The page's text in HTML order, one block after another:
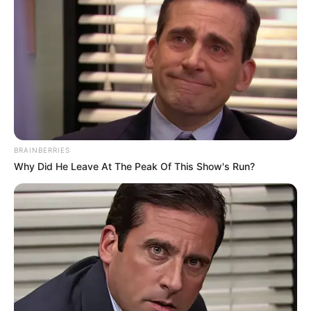
ઉચ્ચ જ્ઞાનને સક્રિય કરશે. તમને તમારા કારકિર્દીમાં
ઉપરી અધિકારીઓનો સહયોગ મળશે. ઉચ્ચ શિક્ષણ,
સ્પર્ધાત્મક પરીક્ષાઓ અથવા સંશોધનમાં સામેલ લોકો
સફળતા મેળવશે. ધાર્મિક અથવા આધ્યાત્મિક કાર્યોમાં
રસ વધશે. નિર્ણય લેવાની ક્ષમતા મજબૂત થશે. લાંબા
સમયથી અટકેલા કાર્યો ધીમે ધીમે પૂર્ણ થવા લાગશે.
સિંહ: સિંહ રાશિના જાતકો માટે, આ સંયોજન સંઘર્ષો પર
વિજય સાબિત થશે. છઠ્ઠા ભાવમાં રહેલો શનિ દુશ્મનો
અને અવરોધો પર નિયંત્રણ પ્રદાન કરે છે, જ્યારે
આઠમા ભાવમાં રહેલો બુધ અચાનક લાભ અને ગુપ્ત
વિષયોની સમજમાં વધારો લાવે છે. કોર્ટ કેસ અથવા
વિવાદોમાં સફળતા શક્ય બનશે. કામ પર સ્પર્ધાને દૂર
કરવાની તકો મળશે. સ્વાસ્થ્ય ધીમે ધીમે સુધરશે.
સંશોધન, વીમા, કર અથવા ગુપ્ત કાર્યમાં સામેલ લોકોને
ફાયદો થશે. તમે પહેલા કરતાં માનસિક રીતે મજબૂત
અનુભવશો.
વૃષભ: વૃષભ રાશિ માટે, આ સંયોજન તેમની મહેનતનું
BRAINBERRIES
Why Did He Leave At The Peak Of This Show's Run?